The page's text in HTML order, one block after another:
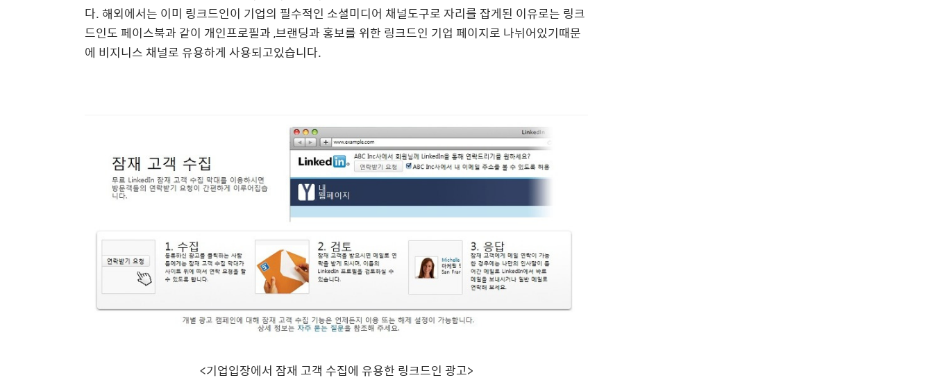
다. 해외에서는 이미 링크드인이 기업의 필수적인 소셜미디어 채널도구로 자리를 잡게된 이유로는 링크
드인도 페이스북과 같이 개인프로필과 ,브랜딩과 홍보를 위한 링크드인 기업 페이지로 나뉘어있기때문
에 비지니스 채널로 유용하게 사용되고있습니다.
<기업입장에서 잠재 고객 수집에 유용한 링크드인 광고>